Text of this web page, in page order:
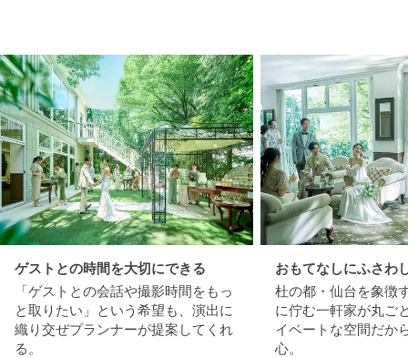
ゲストとの時間を大切にできる
「ゲストとの会話や撮影時間をもっ
と取りたい」という希望も、演出に
織り交ぜプランナーが提案してくれ
る。
おもてなしにふさわ
杜の都・仙台を象徴
に佇む一軒家が丸ご
イベートな空間だか
心。